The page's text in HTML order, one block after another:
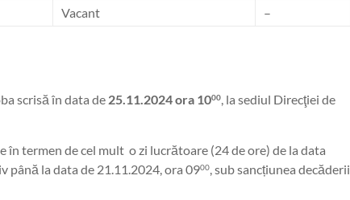
Vacant –
scrisă în data de 25.11.2024 ora 1000, la sediul Direcţiei de
termen de cel mult o zi lucrătoare (24 de ore) de la data
până la data de 21.11.2024, ora 0900, sub sancțiunea decăderii